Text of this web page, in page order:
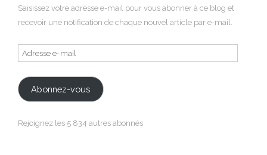
Saisissez votre adresse e-mail pour vous abonner à ce blog et
recevoir une notification de chaque nouvel article par e-mail.
Adresse
e-
mail
Abonnez-vous
Rejoignez les 5 834 autres abonnés